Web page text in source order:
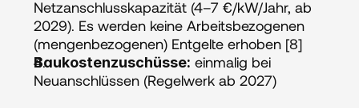
Netzanschlusskapazität (4–7 €/kW/Jahr, ab
2029). Es werden keine Arbeitsbezogenen
(mengenbezogenen) Entgelte erhoben [8]
Baukostenzuschüsse: einmalig bei
Neuanschlüssen (Regelwerk ab 2027)